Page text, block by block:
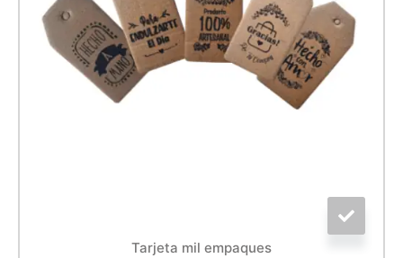
Tarjeta mil empaques